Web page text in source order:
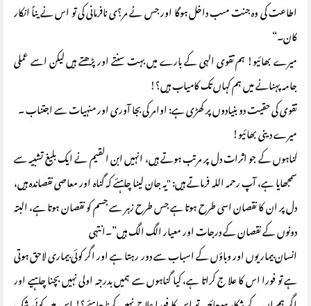
اطاعت کی وہ جنت مںب داخل ہوگا اور جس نے مر؟ی نافرمانی کی تو اس نے یناً انکار
کان۔“
میرے بھائیو! ہم تقوی الہی کے بارے میں بہت سنتے اور پڑھتے ہیں لیکن اسے عملی
جامہ پہنانے میں ہم کہاں تک کامیاب ہیں؟!
تقوی کی حقیت دو بنیادوں پر کھڑی ہے: اوامر کی بجا آوری اور منہیات سے اجتناب ۔
میرے دینی بھائیو!
گناہوں کے جو اثرات دل پر مرتب ہوتے ہیں، انہیں ابن القیم نے ایک بلیغ تشبیہ سے
سمجھایا ہے، آپ رحمہ اللہ فرماتے ہیں: "یہ جان لینا چاہئے کہ گناہ اور معاصی نقصاندہ ہیں،
دل پر ان کا نقصان اسی طرح ہوتا ہے جس طرح زہر سے جسم کو نقصان ہوتا ہے، البتہ
دونوں کے نقصان کے درجات اور معیار الگ الگ ہیں”۔انتہی
انسان بیماریوں اور وباؤں کے اسباب سے دور رہتا ہے اور اگر کوئی بیماری لاحق ہوتی
ہے تو فورا اس کا علا ج کراتا ہے، کیا گناہوں سے ہمیں بدرجہ اولی نہیں بچنا چاہیے اور